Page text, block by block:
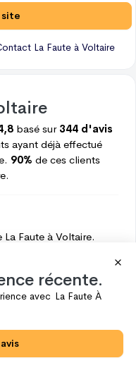
La Faute à Voltaire
basé sur 344 d'avis
ayant déjà effectué
90% de ces clients
La Faute à Voltaire.
311
1
récente.
avec La Faute À